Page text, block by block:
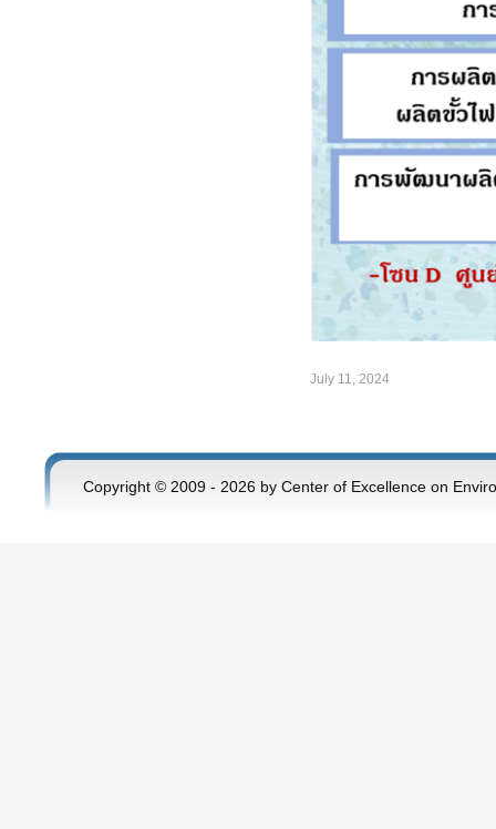
July 11, 2024
Copyright © 2009 - 2026 by Center of Excellence on